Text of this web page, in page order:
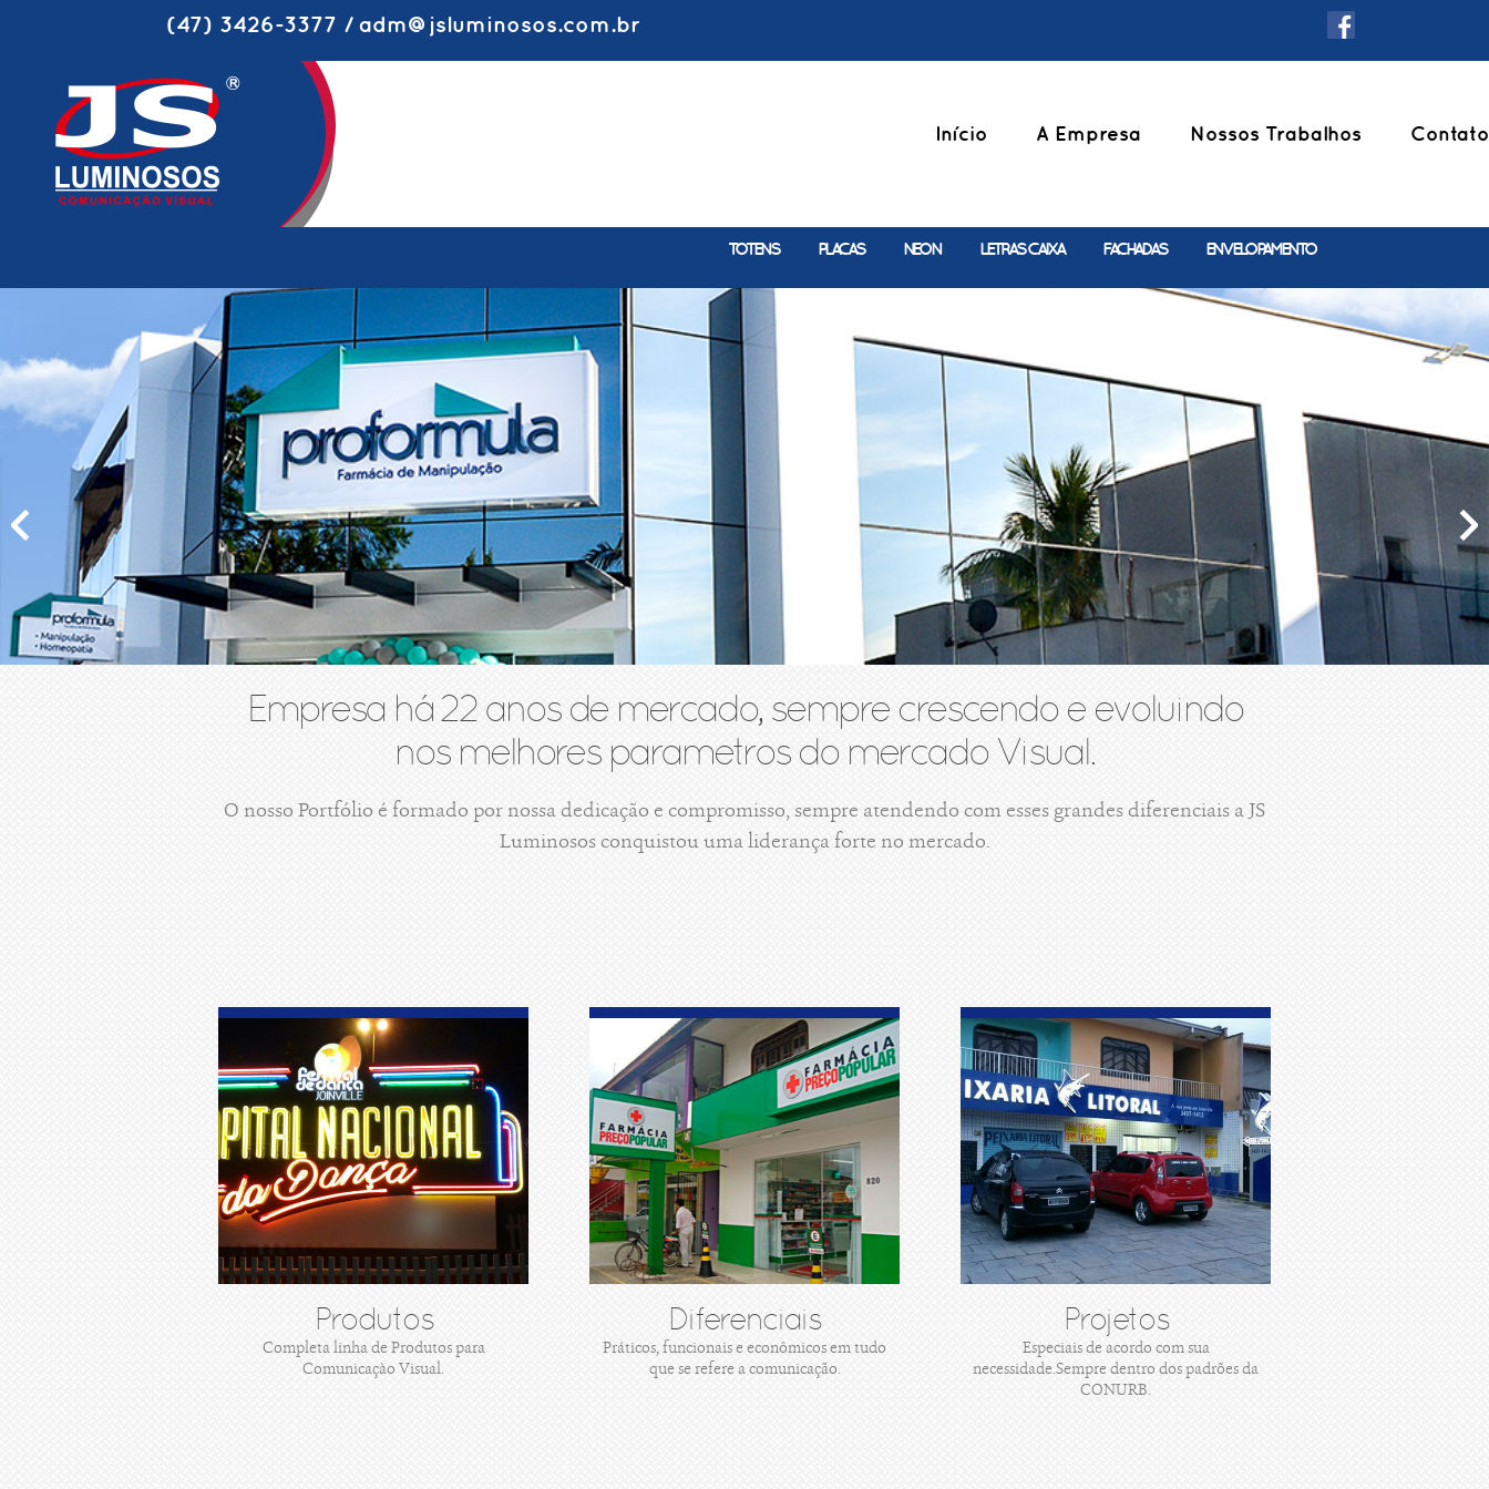
(47) 3426-3377 / adm@jsluminosos.com.br
Início A Empresa Nossos Trabalhos Contato
ENVELOPAMENTO
FACHADAS
LETRAS CAIXA
NEON
PLACAS
TOTENS
Empresa há 22 anos de mercado, sempre crescendo e evoluindo
nos melhores parametros do mercado Visual.
O nosso Portfólio é formado por nossa dedicação e compromisso, sempre atendendo com esses grandes diferenciais a JS
Luminosos conquistou uma liderança forte no mercado.
Produtos
Completa linha de Produtos para
Comunicaçào Visual.
Diferenciais
Práticos, funcionais e econômicos em tudo
que se refere a comunicação.
Projetos
Especiais de acordo com sua
necessidade.Sempre dentro dos padrões da
CONURB.